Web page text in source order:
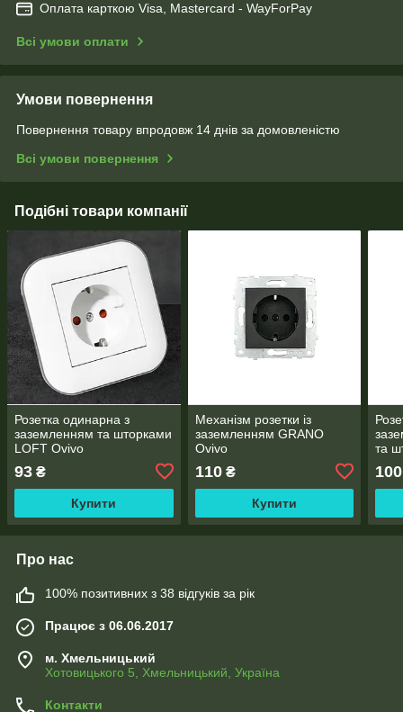
Оплата карткою Visa, Mastercard - WayForPay
Всі умови оплати
Умови повернення
Повернення товару впродовж 14 днів за домовленістю
Всі умови повернення
Подібні товари компанії
Розетка одинарна з
заземленням та шторками
LOFT Ovivo
93 ₴
Купити
Механізм розетки із
заземленням GRANO
Ovivo
110₴
Купити
та
100
Про нас
100% позитивних з 38 відгуків за рік
Працює з 06.06.2017
м. Хмельницький
Хотовицького 5, Хмельницький, Україна
Контакти